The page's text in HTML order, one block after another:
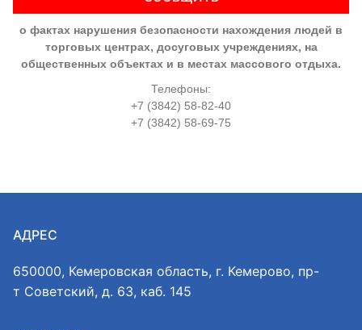
о фактах нарушения безопасности нахождения людей в
торговых центрах, досуговых учреждениях, на
общественных объектах и в местах массового отдыха.
Телефоны:
+7 (3842) 58-82-40
+7 (3842) 58-69-75
АДРЕС
650000, Кемеровская область, г. Кемерово, пр-
т Советский, д. 63, каб. 145